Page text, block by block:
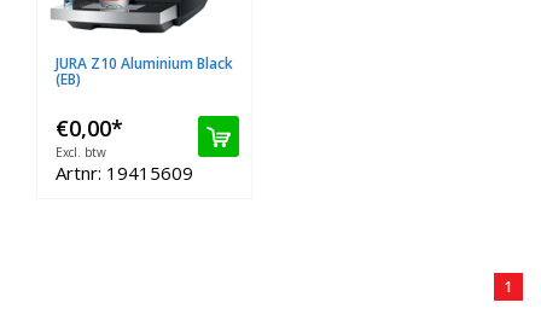
JURA Z10 Aluminium Black
(EB)
€0,00*
Excl. btw
Artnr: 19415609
1